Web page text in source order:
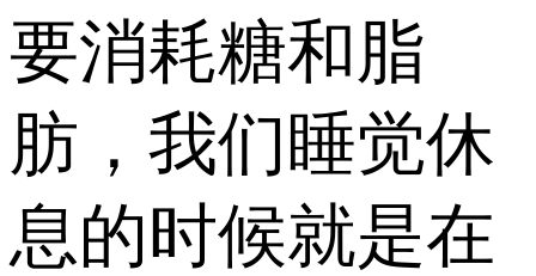
要消耗糖和脂
肪，我们睡觉休
息的时候就是在